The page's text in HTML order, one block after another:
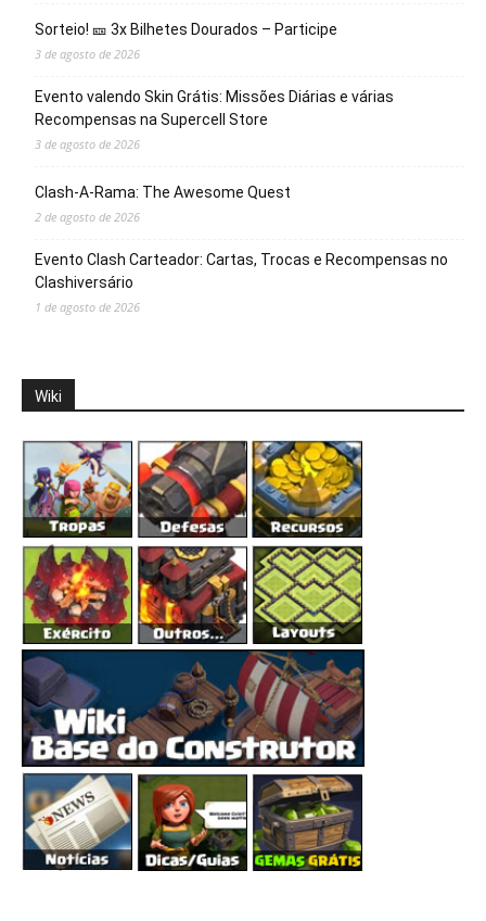
Sorteio! 🎫 3x Bilhetes Dourados – Participe
3 de agosto de 2026
Evento valendo Skin Grátis: Missões Diárias e várias
Recompensas na Supercell Store
3 de agosto de 2026
Clash-A-Rama: The Awesome Quest
2 de agosto de 2026
Evento Clash Carteador: Cartas, Trocas e Recompensas no
Clashiversário
1 de agosto de 2026
Wiki